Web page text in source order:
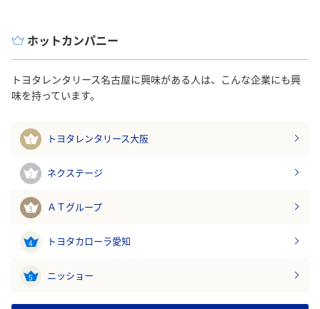
ホットカンパニー
トヨタレンタリース名古屋に興味がある人は、こんな企業にも興
味を持っています。
1 トヨタレンタリース大阪
2 ネクステージ
3 ＡＴグループ
4 トヨタカローラ愛知
5 ニッショー